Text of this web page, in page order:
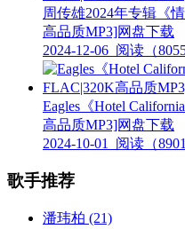
周传雄2024年专辑《
高品质MP3]网盘下载
2024-12-06 阅读（8055
Eagles《Hotel
高品质MP3]网盘下载
2024-10-01
阅读（8901
歌手推荐
潘玮柏 (21)